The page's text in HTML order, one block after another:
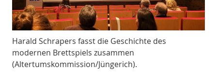
Harald Schrapers fasst die Geschichte des
modernen Brettspiels zusammen
(Altertumskommission/Jüngerich).